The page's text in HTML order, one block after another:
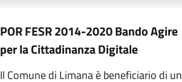
POR FESR 2014-2020 Bando Agire
per la Cittadinanza Digitale
Il Comune di Limana è beneficiario di un